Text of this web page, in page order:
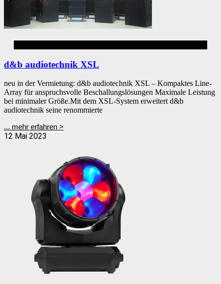
d&b audiotechnik XSL
neu in der Vermietung: d&b audiotechnik XSL – Kompaktes Line-
Array für anspruchsvolle Beschallungslösungen Maximale Leistung
bei minimaler Größe.Mit dem XSL-System erweitert d&b
audiotechnik seine renommierte
... mehr erfahren >
12 Mai 2023